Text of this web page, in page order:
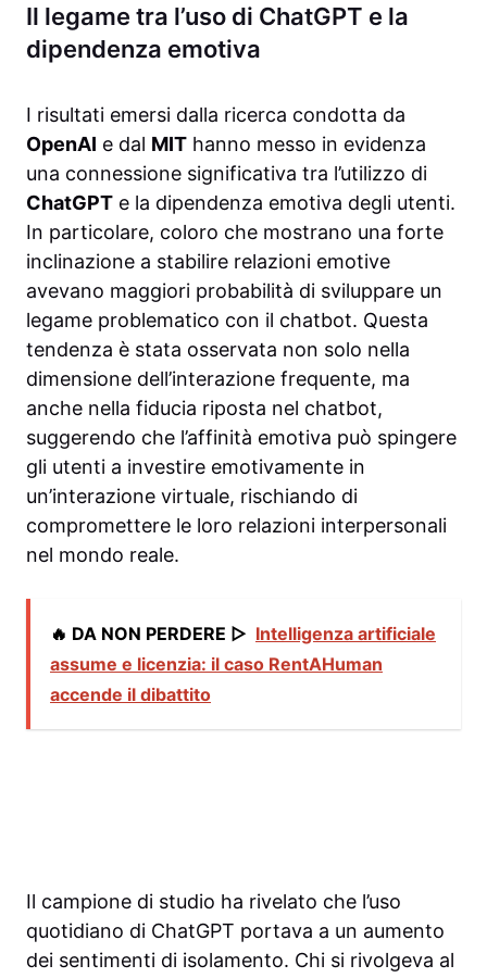
Il legame tra l’uso di ChatGPT e la
dipendenza emotiva
I risultati emersi dalla ricerca condotta da
OpenAI e dal MIT hanno messo in evidenza
una connessione significativa tra l’utilizzo di
ChatGPT e la dipendenza emotiva degli utenti.
In particolare, coloro che mostrano una forte
inclinazione a stabilire relazioni emotive
avevano maggiori probabilità di sviluppare un
legame problematico con il chatbot. Questa
tendenza è stata osservata non solo nella
dimensione dell’interazione frequente, ma
anche nella fiducia riposta nel chatbot,
suggerendo che l’affinità emotiva può spingere
gli utenti a investire emotivamente in
un’interazione virtuale, rischiando di
compromettere le loro relazioni interpersonali
nel mondo reale.
🔥 DA NON PERDERE ▷ Intelligenza artificiale
assume e licenzia: il caso RentAHuman
accende il dibattito
Il campione di studio ha rivelato che l’uso
quotidiano di ChatGPT portava a un aumento
dei sentimenti di isolamento. Chi si rivolgeva al